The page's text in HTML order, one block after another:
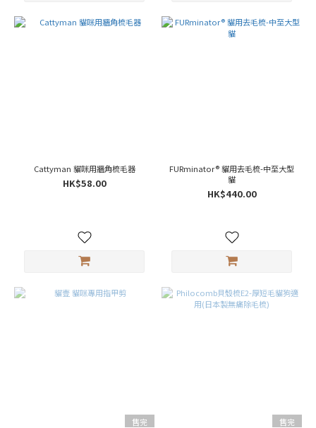
Cattyman 貓咪用牆角梳毛器
HK$58.00
FURminator® 貓用去毛梳-中至大型
貓
HK$440.00
售完
售完